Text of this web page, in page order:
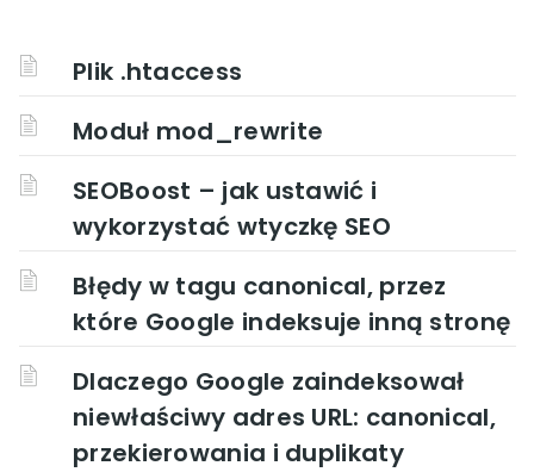
Plik .htaccess
Moduł mod_rewrite
SEOBoost – jak ustawić i
wykorzystać wtyczkę SEO
Błędy w tagu canonical, przez
które Google indeksuje inną stronę
Dlaczego Google zaindeksował
niewłaściwy adres URL: canonical,
przekierowania i duplikaty